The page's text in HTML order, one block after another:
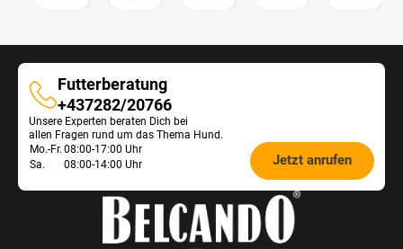
Futterberatung
Futterberatung
+437282/20766
Unsere Experten beraten Dich bei
allen Fragen rund um das Thema Hund.
Öffnungszeiten
Futterberatung:
Mo.-Fr. 08:00-17:00 Uhr
Sa.
08:00-14:00 Uhr Jetzt anrufen